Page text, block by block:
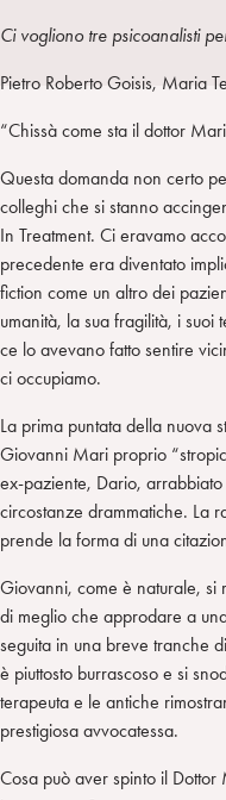
L
p e
i
i
t
g
a
m
Ci vogliono tre psicoanalisti
Pietro Roberto Goisis, Maria
“Chissà come sta il dottor
Questa domanda non certo
colleghi che si stanno
In Treatment. Ci eravamo
precedente era diventato
fiction come un altro dei
umanità, la sua fragilità, i
ce lo avevano fatto sentire
ci occupiamo.
La prima puntata della nuova
Giovanni Mari proprio
ex-paziente, Dario,
circostanze drammatiche. La
prende la forma di una
Giovanni, come è naturale, si
di meglio che approdare a
seguita in una breve tranche
è piuttosto burrascoso e si
terapeuta e le antiche
prestigiosa avvocatessa.
Cosa può aver spinto il